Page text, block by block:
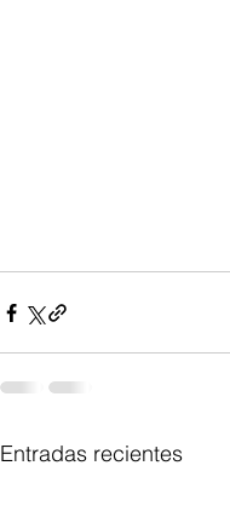
Entradas recientes